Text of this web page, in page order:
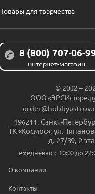
Товары для творчества
8 (800) 707-06-
интернет-магазин
© 2002 –
ООО
196211 Санкт-
ТК «Космос», ул.
д. 27/39, 2
ежедневно c 10:00 до
О компании
Контакты